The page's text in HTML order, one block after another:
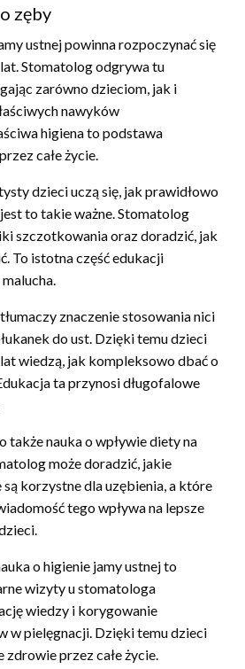
zęby
ustnej powinna rozpoczynać się
Stomatolog odgrywa tu
zarówno dzieciom, jak i
nawyków
higiena to podstawa
całe życie.
dzieci uczą się, jak prawidłowo
to takie ważne. Stomatolog
szczotkowania oraz doradzić, jak
To istotna część edukacji
znaczenie stosowania nici
do ust. Dzięki temu dzieci
wiedzą, jak kompleksowo dbać o
ta przynosi długofalowe
także nauka o wpływie diety na
może doradzić, jakie
korzystne dla uzębienia, a które
tego wpływa na lepsze
o higienie jamy ustnej to
wizyty u stomatologa
wiedzy i korygowanie
w pielęgnacji. Dzięki temu dzieci
zdrowie przez całe życie.